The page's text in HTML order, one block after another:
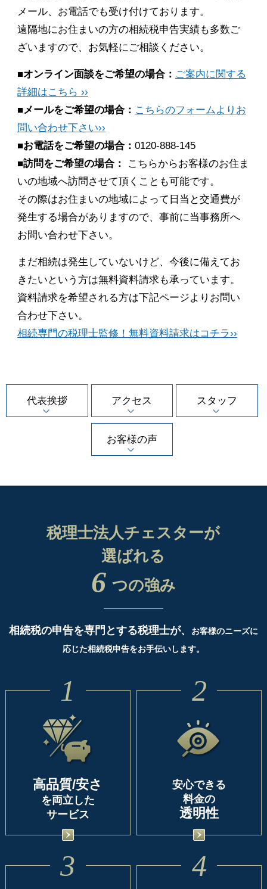
メール、お電話でも受け付けております。
遠隔地にお住まいの方の相続税申告実績も多数ご
ざいますので、お気軽にご相談ください。
■オンライン面談をご希望の場合： ご案内に関する
詳細はこちら ››
■メールをご希望の場合： こちらのフォームよりお
問い合わせ下さい››
■お電話をご希望の場合： 0120-888-145
■訪問をご希望の場合：
こちらからお客様のお住ま
いの地域へ訪問させて頂くことも可能です。
その際はお住まいの地域によって日当と交通費が
発生する場合がありますので、事前に当事務所へ
お問い合わせ下さい。
まだ相続は発生していないけど、今後に備えてお
きたいという方は無料資料請求も承っています。
資料請求を希望される方は下記ページよりお問い
合わせ下さい。
相続専門の税理士監修！無料資料請求はコチラ››
代表挨拶 アクセス スタッフ
お客様の声
税理士法人チェスターが
選ばれる
6 つの強み
相続税の申告を専門とする税理士が、
お客様のニーズに
応じた相続税申告をお手伝いします。
1
高品質/安さ
を両立した
サービス
2
安心できる
料金の
透明性
3 4